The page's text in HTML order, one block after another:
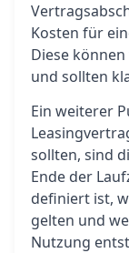
Kosten für
Diese
und sollten
Ein weiterer
sollten, sind
Ende der
definiert ist,
gelten und
Nutzung